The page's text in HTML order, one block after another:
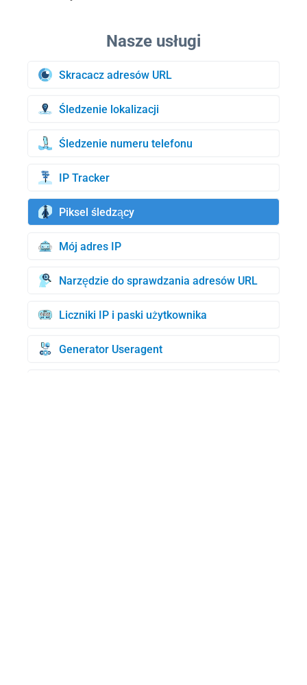
Skracacz adresów URL
Śledzenie lokalizacji
Śledzenie numeru telefonu
IP Tracker
Piksel śledzący
Mój adres IP
Narzędzie do sprawdzania adresów URL
Liczniki IP i paski użytkownika
Generator Useragent